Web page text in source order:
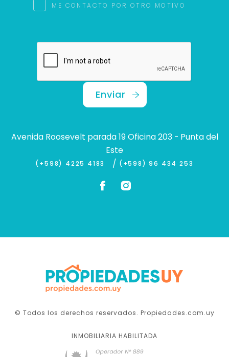
ME CONTACTO POR OTRO MOTIVO
Enviar
Avenida Roosevelt parada 19 Oficina 203 - Punta del
Este
(+598) 4225 4183 / (+598) 96 434 253
© Todos los derechos reservados. Propiedades.com.uy
INMOBILIARIA HABILITADA